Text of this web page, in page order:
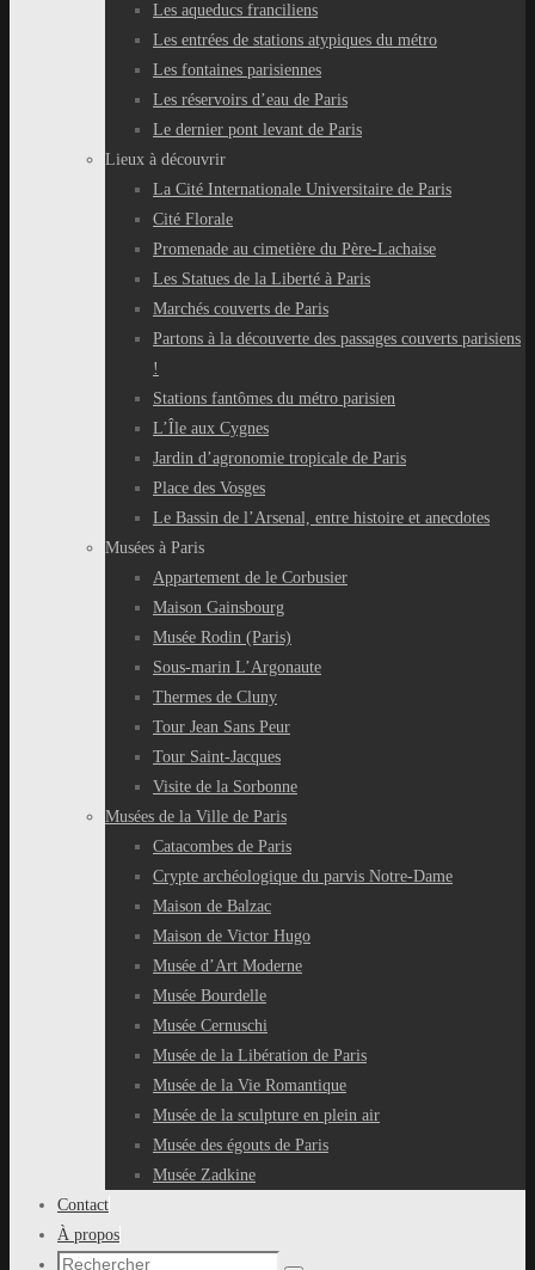
Les aqueducs franciliens
Les entrées de stations atypiques du métro
Les fontaines parisiennes
Les réservoirs d’eau de Paris
Le dernier pont levant de Paris
Lieux à découvrir
La Cité Internationale Universitaire de Paris
Cité Florale
Promenade au cimetière du Père-Lachaise
Les Statues de la Liberté à Paris
Marchés couverts de Paris
Partons à la découverte des passages couverts parisiens
!
Stations fantômes du métro parisien
L’Île aux Cygnes
Jardin d’agronomie tropicale de Paris
Place des Vosges
Le Bassin de l’Arsenal, entre histoire et anecdotes
Musées à Paris
Appartement de le Corbusier
Maison Gainsbourg
Musée Rodin (Paris)
Sous-marin L’Argonaute
Thermes de Cluny
Tour Jean Sans Peur
Tour Saint-Jacques
Visite de la Sorbonne
Musées de la Ville de Paris
Catacombes de Paris
Crypte archéologique du parvis Notre-Dame
Maison de Balzac
Maison de Victor Hugo
Musée d’Art Moderne
Musée Bourdelle
Musée Cernuschi
Musée de la Libération de Paris
Musée de la Vie Romantique
Musée de la sculpture en plein air
Musée des égouts de Paris
Musée Zadkine
Contact
À propos
Recherche